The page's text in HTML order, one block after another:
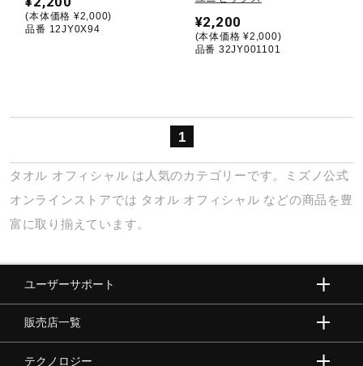
健康／エクササイズ
コラボ／ライセンス
その他
(本体価格 ¥2,000)
品番 12JY0X94
¥2,200
(本体価格 ¥2,000)
品番 32JY001101
1
タオル オフィシャル は人気のカテゴリーです。ミズノ公式
オンラインストアでは タオル オフィシャル などの商品を豊
富に取り揃えています。
ユーザーサポート
販売店一覧
テクノロジー